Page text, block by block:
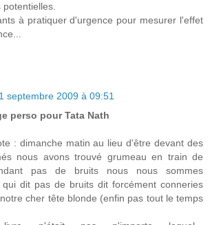
potentielles.
à pratiquer d'urgence pour mesurer l'effet
septembre 2009 à 09:51
perso pour Tata Nath
: dimanche matin au lieu d'être devant des
nous avons trouvé grumeau en train de
pas de bruits nous nous sommes
qui dit pas de bruits dit forcément conneries
cher tête blonde (enfin pas tout le temps